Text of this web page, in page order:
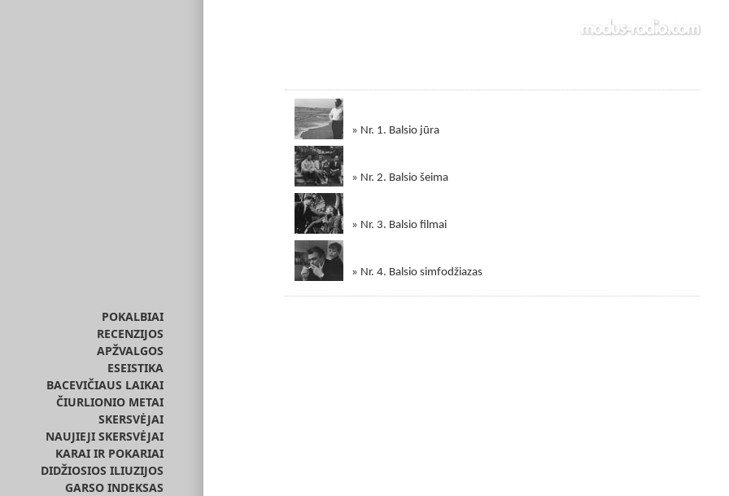
POKALBIAI
RECENZIJOS
APŽVALGOS
ESEISTIKA
BACEVIČIAUS LAIKAI
ČIURLIONIO METAI
SKERSVĖJAI
NAUJIEJI SKERSVĖJAI
KARAI IR POKARIAI
DIDŽIOSIOS ILIUZIJOS
GARSO INDEKSAS
» Nr. 1. Balsio jūra
» Nr. 2. Balsio šeima
» Nr. 3. Balsio filmai
» Nr. 4. Balsio simfodžiazas